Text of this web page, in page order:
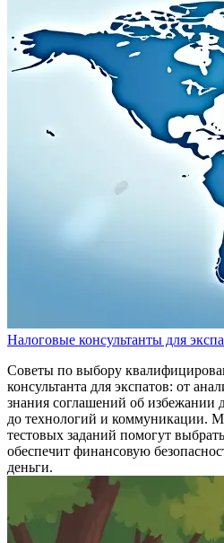
Налоговые консультанты для
Советы по выбору
консультанта для экспатов: от
знания соглашений об избежании
до технологий и коммуникации.
тестовых заданий помогут
обеспечит финансовую
деньги.